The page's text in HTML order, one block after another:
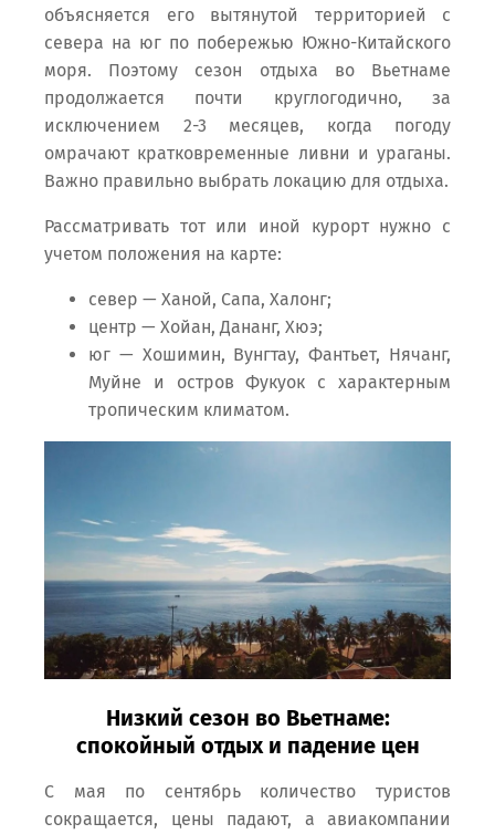
объясняется его вытянутой территорией с
севера на юг по побережью Южно-Китайского
моря. Поэтому сезон отдыха во Вьетнаме
продолжается почти круглогодично, за
исключением 2-3 месяцев, когда погоду
омрачают кратковременные ливни и ураганы.
Важно правильно выбрать локацию для отдыха.
Рассматривать тот или иной курорт нужно с
учетом положения на карте:
север — Ханой, Сапа, Халонг;
центр — Хойан, Дананг, Хюэ;
юг — Хошимин, Вунгтау, Фантьет, Нячанг,
Муйне и остров Фукуок с характерным
тропическим климатом.
Низкий сезон во Вьетнаме:
спокойный отдых и падение цен
С мая по сентябрь количество туристов
сокращается, цены падают, а авиакомпании